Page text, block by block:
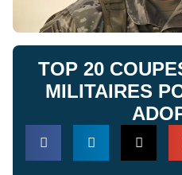
TOP 20
MILITAIRES